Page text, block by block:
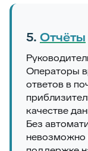
5. Отчёты
Операторы
ответов в
качестве
Без
невозможно